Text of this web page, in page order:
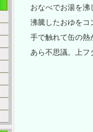
おなべでお湯を沸
沸騰したおゆをコ
手で触れて缶の熱
あら不思議。上フ